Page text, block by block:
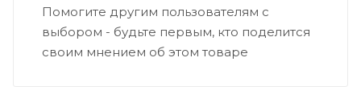
Помогите другим пользователям с
выбором - будьте первым, кто поделится
своим мнением об этом товаре